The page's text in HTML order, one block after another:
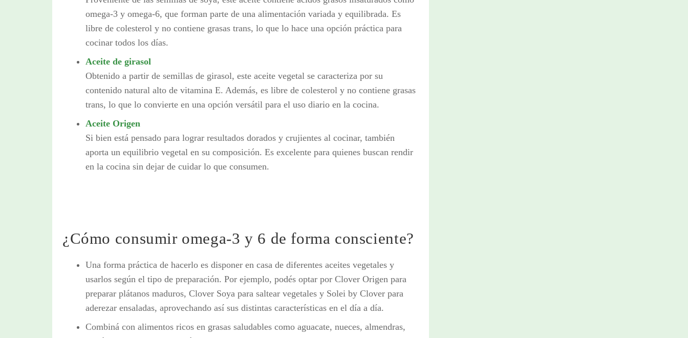
omega-3 y omega-6, que forman parte de una alimentación variada y equilibrada. Es
libre de colesterol y no contiene grasas trans, lo que lo hace una opción práctica para
cocinar todos los días.
Aceite de girasol
Obtenido a partir de semillas de girasol, este aceite vegetal se caracteriza por su
contenido natural alto de vitamina E. Además, es libre de colesterol y no contiene grasas
trans, lo que lo convierte en una opción versátil para el uso diario en la cocina.
Aceite Origen
Si bien está pensado para lograr resultados dorados y crujientes al cocinar, también
aporta un equilibrio vegetal en su composición. Es excelente para quienes buscan rendir
en la cocina sin dejar de cuidar lo que consumen.
¿Cómo consumir omega-3 y 6 de forma consciente?
Una forma práctica de hacerlo es disponer en casa de diferentes aceites vegetales y
usarlos según el tipo de preparación. Por ejemplo, podés optar por Clover Origen para
preparar plátanos maduros, Clover Soya para saltear vegetales y Solei by Clover para
aderezar ensaladas, aprovechando así sus distintas características en el día a día.
Combiná con alimentos ricos en grasas saludables como aguacate, nueces, almendras,